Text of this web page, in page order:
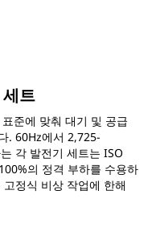
세트
준에 맞춰 대기 및 공급
. 60Hz에서 2,725-
각 발전기 세트는 ISO
의 정격 부하를 수용하
정식 비상 작업에 한해